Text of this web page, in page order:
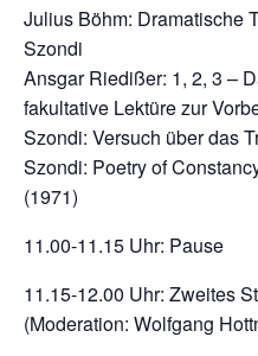
Julius Böhm: Dramatische
Szondi
Ansgar Riedißer: 1, 2, 3 –
fakultative Lektüre zur
Szondi: Versuch über das
Szondi: Poetry of
(1971)
11.00-11.15 Uhr: Pause
11.15-12.00 Uhr: Zweites
(Moderation: Wolfgang